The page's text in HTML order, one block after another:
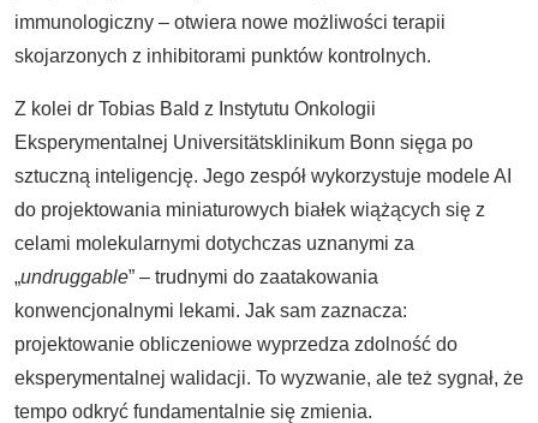
immunologiczny – otwiera nowe możliwości terapii
skojarzonych z inhibitorami punktów kontrolnych.
Z kolei dr Tobias Bald z Instytutu Onkologii
Eksperymentalnej Universitätsklinikum Bonn sięga po
sztuczną inteligencję. Jego zespół wykorzystuje modele AI
do projektowania miniaturowych białek wiążących się z
celami molekularnymi dotychczas uznanymi za
„undruggable” – trudnymi do zaatakowania
konwencjonalnymi lekami. Jak sam zaznacza:
projektowanie obliczeniowe wyprzedza zdolność do
eksperymentalnej walidacji. To wyzwanie, ale też sygnał, że
tempo odkryć fundamentalnie się zmienia.